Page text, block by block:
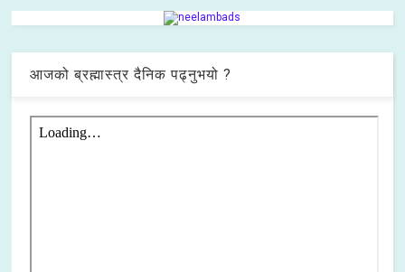
आजको ब्रह्मास्त्र दैनिक पढ्नुभयो ?